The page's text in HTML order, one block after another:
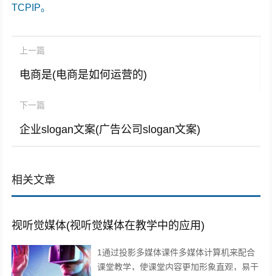
TCPIP。
上一篇
电商是(电商是如何运营的)
下一篇
企业slogan文案(广告公司slogan文案)
相关文章
视听觉媒体(视听觉媒体在教学中的应用)
1通过投影多媒体课件多媒体计算机来配合
课堂教学，使课堂内容更加形象直观，易于